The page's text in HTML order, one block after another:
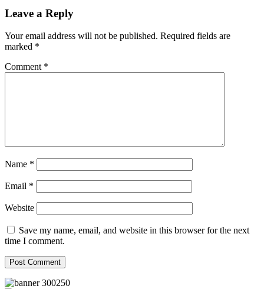
Leave a Reply
Your email address will not be published. Required fields are
marked *
Comment *
Name *
Email *
Website
Save my name, email, and website in this browser for the next
time I comment.